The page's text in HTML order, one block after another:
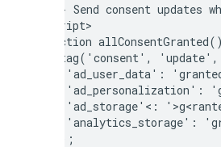
<!-- Send consent updates
<script>
function
gtag('consent', 'update',
'ad_user_data':
'ad_personalization':
'ad_storage'<:
'analytics_storage':
  });